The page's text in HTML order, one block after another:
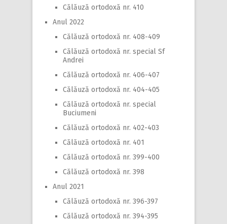
Călăuză ortodoxă nr. 410
Anul 2022
Călăuză ortodoxă nr. 408-409
Călăuză ortodoxă nr. special Sf
Andrei
Călăuză ortodoxă nr. 406-407
Călăuză ortodoxă nr. 404-405
Călăuză ortodoxă nr. special
Buciumeni
Călăuză ortodoxă nr. 402-403
Călăuză ortodoxă nr. 401
Călăuză ortodoxă nr. 399-400
Călăuză ortodoxă nr. 398
Anul 2021
Călăuză ortodoxă nr. 396-397
Călăuză ortodoxă nr. 394-395